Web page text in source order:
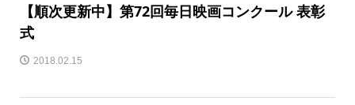
【順次更新中】第72回毎日映画コンクール 表彰
式
2018.02.15